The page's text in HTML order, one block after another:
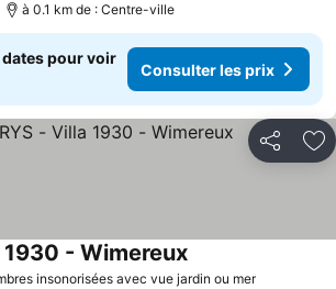
à 0.1 km de : Centre-ville
pour voir
Consulter les prix
Partager
insonorisées avec vue jardin ou mer
1930 - Wimereux